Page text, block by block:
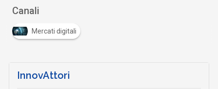
Canali
Mercati digitali
InnovAttori